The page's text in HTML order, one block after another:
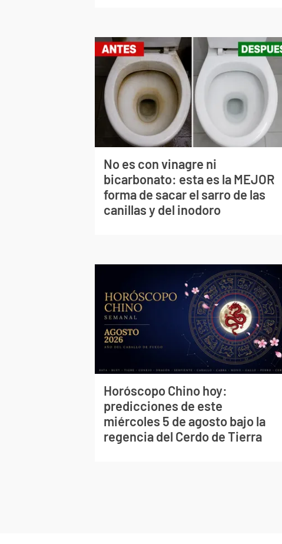
No es con vinagre ni
bicarbonato: esta es la MEJOR
forma de sacar el sarro de las
canillas y del inodoro
Horóscopo Chino hoy:
predicciones de este
miércoles 5 de agosto bajo la
regencia del Cerdo de Tierra